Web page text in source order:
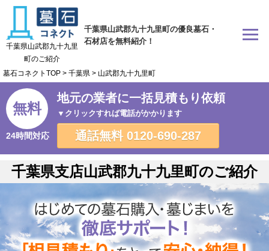
千葉県山武郡九十九里町の優良墓石・
石材店を無料紹介！
千葉県山武郡九十九里
町のご紹介
墓石コネクトTOP > 千葉県 > 山武郡九十九里町
無料
24時間対応
地元の業者に一括見積もり依頼
▼クリックすれば電話がかかります
通話無料 0120-690-287
千葉県支店山武郡九十九里町のご紹介